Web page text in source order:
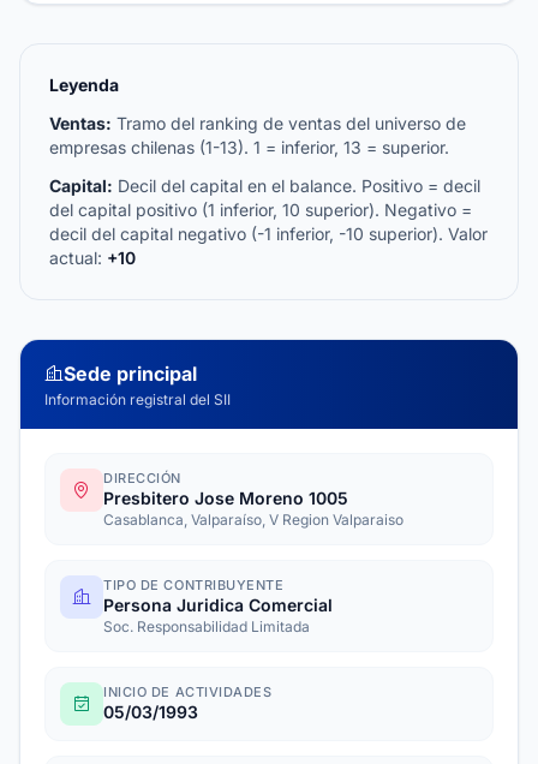
Leyenda
Ventas: Tramo del ranking de ventas del universo de
empresas chilenas (1-13). 1 = inferior, 13 = superior.
Capital: Decil del capital en el balance. Positivo = decil
del capital positivo (1 inferior, 10 superior). Negativo =
decil del capital negativo (-1 inferior, -10 superior). Valor
actual: +10
Sede principal
Información registral del SII
DIRECCIÓN
Presbitero Jose Moreno 1005
Casablanca, Valparaíso, V Region Valparaiso
TIPO DE CONTRIBUYENTE
Persona Juridica Comercial
Soc. Responsabilidad Limitada
INICIO DE ACTIVIDADES
05/03/1993